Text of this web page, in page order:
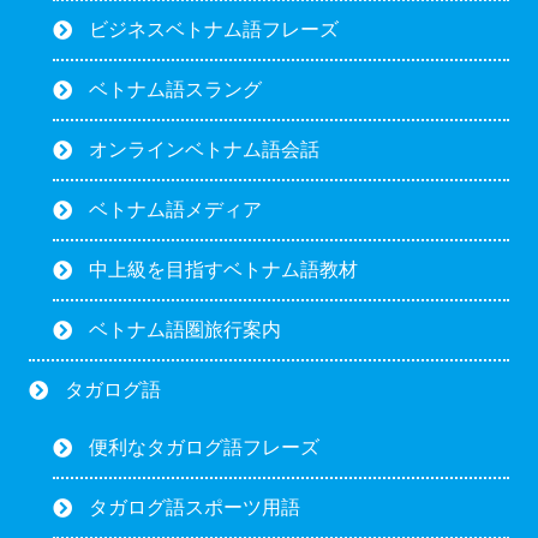
ビジネスベトナム語フレーズ
ベトナム語スラング
オンラインベトナム語会話
ベトナム語メディア
中上級を目指すベトナム語教材
ベトナム語圏旅行案内
タガログ語
便利なタガログ語フレーズ
タガログ語スポーツ用語